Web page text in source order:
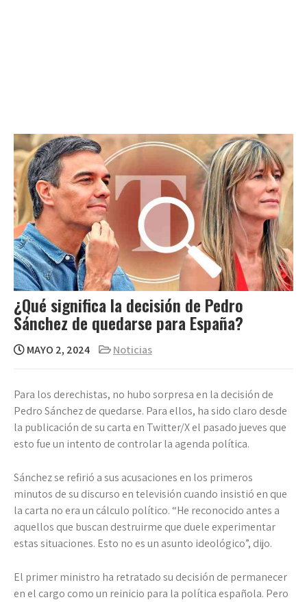
¿Qué significa la decisión de Pedro
Sánchez de quedarse para España?
MAYO 2, 2024 Noticias
Para los derechistas, no hubo sorpresa en la decisión de
Pedro Sánchez de quedarse. Para ellos, ha sido claro desde
la publicación de su carta en Twitter/X el pasado jueves que
esto fue un intento de controlar la agenda política.
Sánchez se refirió a sus acusaciones en los primeros
minutos de su discurso en televisión cuando insistió en que
la carta no era un cálculo político. “He reconocido antes a
aquellos que buscan destruirme que duele experimentar
estas situaciones. Esto no es un asunto ideológico”, dijo.
El primer ministro ha retratado su decisión de permanecer
en el cargo como un reinicio para la política española. Pero